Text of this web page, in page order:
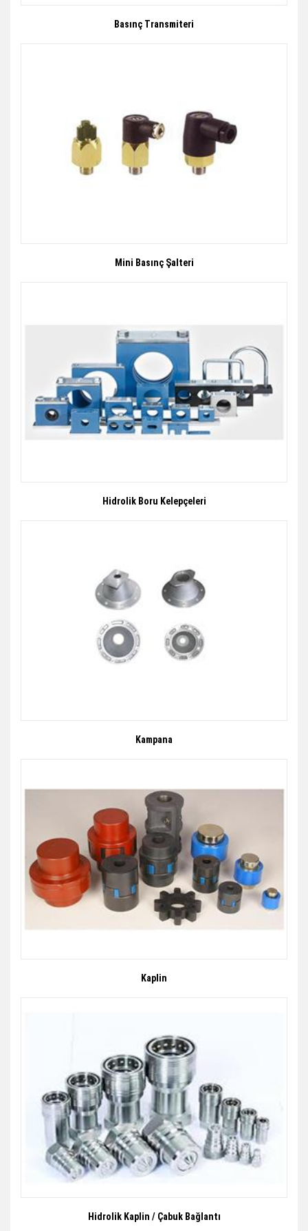
Basınç Transmiteri
Mini Basınç Şalteri
Hidrolik Boru Kelepçeleri
Kampana
Kaplin
Hidrolik Kaplin / Çabuk Bağlantı